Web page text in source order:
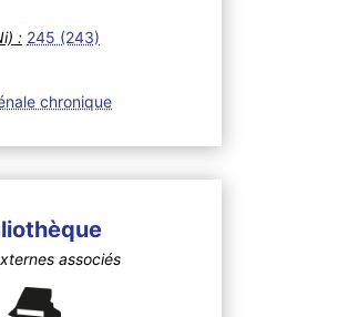
: 245 (243)
chronique
associés